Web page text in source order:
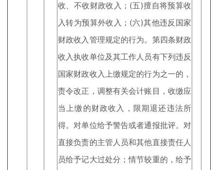
收、不收财政收入；(五)擅自将预算收
入转为预算外收入；(六)其他违反国家
财政收入管理规定的行为。第四条财政
收入执收单位及其工作人员有下列违反
国家财政收入上缴规定的行为之一的，
责令改正，调整有关会计账目，收缴应
当上缴的财政收入，限期退还违法所
得。对单位给予警告或者通报批评。对
直接负责的主管人员和其他直接责任人
员给予记大过处分；情节较重的，给予